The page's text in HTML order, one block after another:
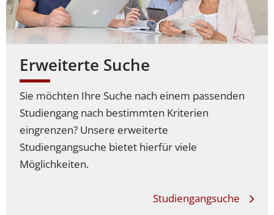
Erweiterte Suche
Sie möchten Ihre Suche nach einem passenden
Studiengang nach bestimmten Kriterien
eingrenzen? Unsere erweiterte
Studiengangsuche bietet hierfür viele
Möglichkeiten.
Studiengangsuche